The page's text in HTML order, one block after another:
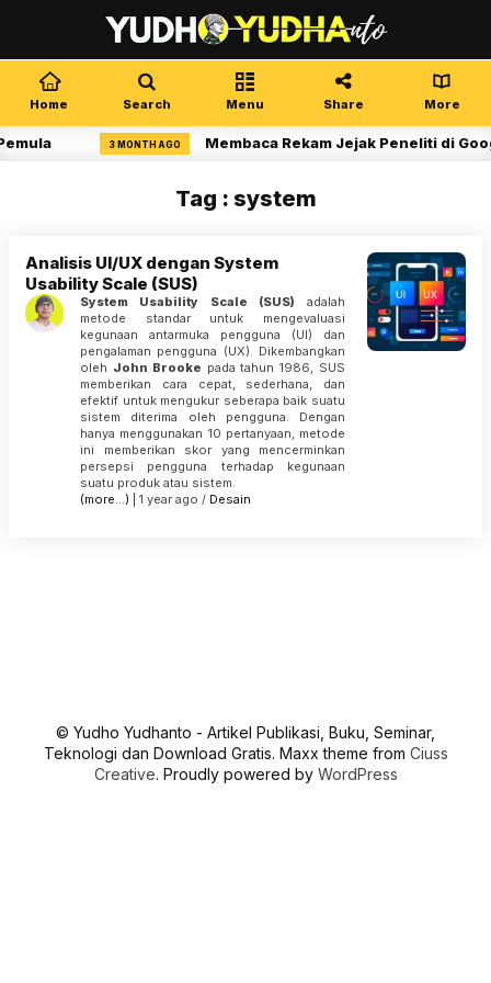
Home Search Menu Share More
3 MONTH AGO Membaca Rekam Jejak Peneliti di
Tag : system
Analisis UI/UX dengan System
Usability Scale (SUS)
System Usability Scale (SUS) adalah
metode standar untuk mengevaluasi
kegunaan antarmuka pengguna (UI) dan
pengalaman pengguna (UX). Dikembangkan
oleh John Brooke pada tahun 1986, SUS
memberikan cara cepat, sederhana, dan
efektif untuk mengukur seberapa baik suatu
sistem diterima oleh pengguna. Dengan
hanya menggunakan 10 pertanyaan, metode
ini memberikan skor yang mencerminkan
persepsi pengguna terhadap kegunaan
suatu produk atau sistem.
(more…) | 1 year ago / Desain
© Yudho Yudhanto - Artikel Publikasi, Buku, Seminar,
Teknologi dan Download Gratis. Maxx theme from Ciuss
Creative. Proudly powered by WordPress